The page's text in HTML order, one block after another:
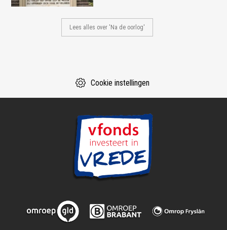
Lees alles over 'Na de oorlog'
Cookie instellingen